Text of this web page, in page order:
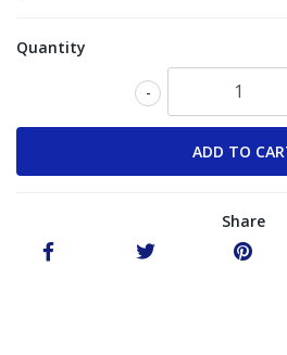
Quantity
-
Share